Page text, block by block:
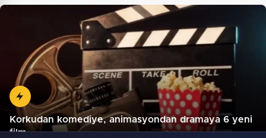
Korkudan komediye, animasyondan dramaya 6 yeni
film…